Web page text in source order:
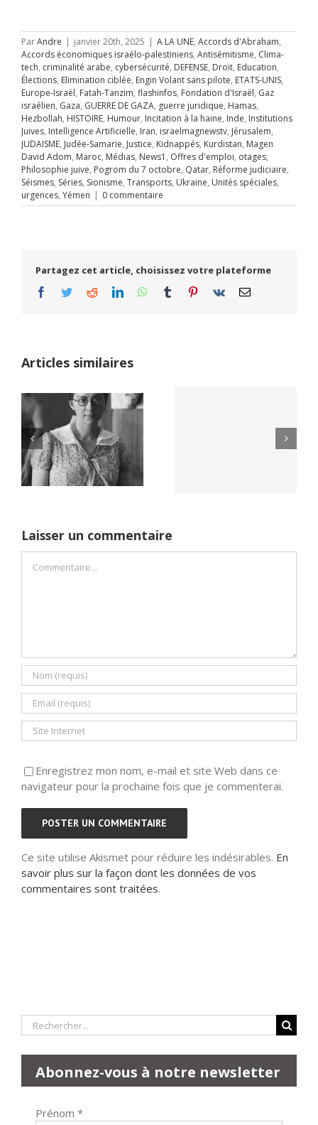
ParAndre | janvier 20th, 2025 | A LA UNE, Accords d'Abraham,
Accords économiques israélo-palestiniens, Antisémitisme, Clima-
tech, criminalité arabe, cybersécurité, DEFENSE, Droit, Education,
Élections, Elimination ciblée, Engin Volant sans pilote, ETATS-UNIS,
Europe-Israël, Fatah-Tanzim, flashinfos, Fondation d'Israël, Gaz
israélien, Gaza, GUERRE DE GAZA, guerre juridique, Hamas,
Hezbollah, HISTOIRE, Humour, Incitation à la haine, Inde, Institutions
Juives, Intelligence Artificielle, Iran, israelmagnewstv, Jérusalem,
JUDAISME, Judée-Samarie, Justice, Kidnappés, Kurdistan, Magen
David Adom, Maroc, Médias, News1 , Offres d'emploi, otages,
Philosophie juive, Pogrom du 7 octobre, Qatar, Réforme judiciaire,
Séismes, Séries, Sionisme, Transports, Ukraine, Unités spéciales,
urgences, Yémen | 0 commentaire
Partagez cet article, choisissez votre plateforme
Facebook
TwitterRedditLinkedInWhatsApp
Tumblr Pinterest
Vk Email
Articles similaires
Netflix Field of
Dreams (1989)
Yaïr Golan : une
Laisser un commentaire
Enregistrez mon nom, e-mail et site Web dans ce
navigateur pour la prochaine fois que je commenterai.
Ce site utilise Akismet pour réduire les indésirables. En
savoir plus sur la façon dont les données de vos
commentaires sont traitées.
Rechercher:
Abonnez-vous à notre newsletter
Prénom *